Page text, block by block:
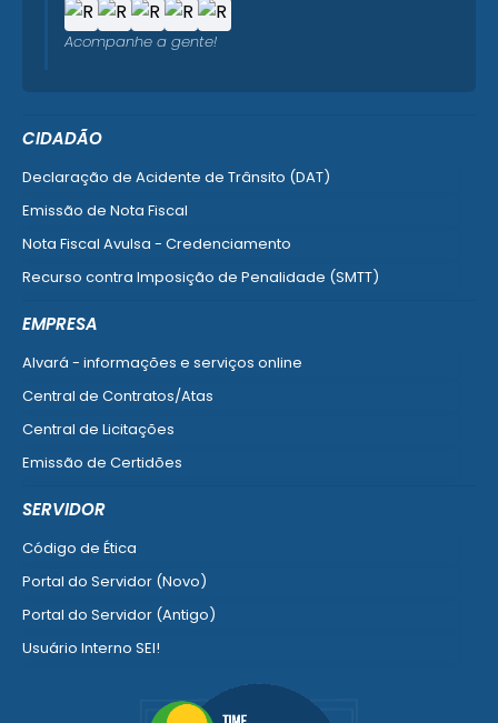
CIDADÃO
Declaração de Acidente de Trânsito (DAT)
Emissão de Nota Fiscal
Nota Fiscal Avulsa - Credenciamento
Recurso contra Imposição de Penalidade (SMTT)
EMPRESA
Alvará - informações e serviços online
Central de Contratos/Atas
Central de Licitações
Emissão de Certidões
SERVIDOR
Código de Ética
Portal do Servidor (Novo)
Portal do Servidor (Antigo)
Usuário Interno SEI!
Acompanhe a gente!